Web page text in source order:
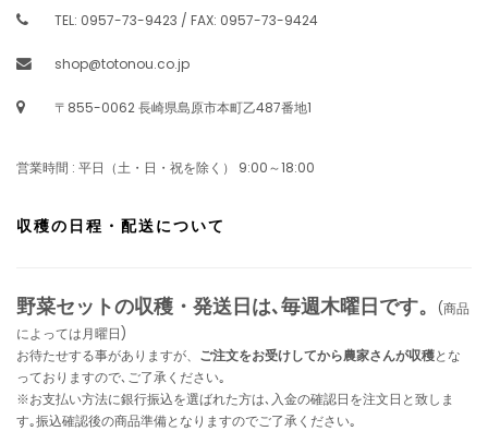
TEL: 0957-73-9423 / FAX: 0957-73-9424
shop@totonou.co.jp
〒855-0062 長崎県島原市本町乙487番地1
営業時間 : 平日（土・日・祝を除く） 9:00～18:00
収穫の日程・配送について
野菜セットの収穫・発送日は､毎週木曜日です。
(商品
によっては月曜日)
お待たせする事がありますが、 ご注文をお受けしてから農家さんが収穫とな
っておりますので､ご了承ください｡
※お支払い方法に銀行振込を選ばれた方は､入金の確認日を注文日と致しま
す｡振込確認後の商品準備となりますのでご了承ください｡